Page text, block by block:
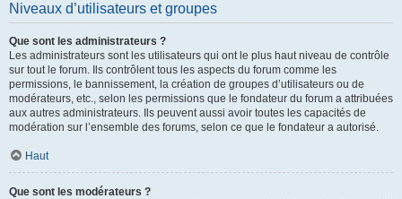
Niveaux d’utilisateurs et groupes
Que sont les administrateurs ?
Les administrateurs sont les utilisateurs qui ont le plus haut niveau de contrôle
sur tout le forum. Ils contrôlent tous les aspects du forum comme les
permissions, le bannissement, la création de groupes d’utilisateurs ou de
modérateurs, etc., selon les permissions que le fondateur du forum a attribuées
aux autres administrateurs. Ils peuvent aussi avoir toutes les capacités de
modération sur l’ensemble des forums, selon ce que le fondateur a autorisé.
Haut
Que sont les modérateurs ?